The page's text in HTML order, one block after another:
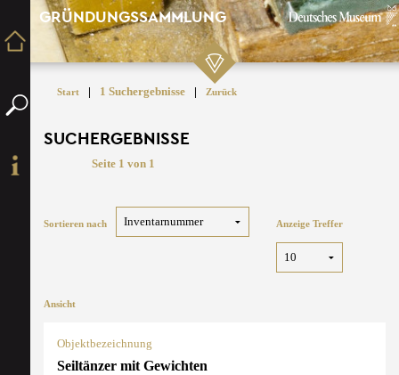
GRÜNDUNGSSAMMLUNG
Start | 1 Suchergebnisse | Zurück
SUCHERGEBNISSE
Seite 1 von 1
Sortieren nach Anzeige Treffer
Ansicht
Objektbezeichnung
Seiltänzer mit Gewichten